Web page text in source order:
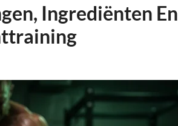
Ingrediënten En